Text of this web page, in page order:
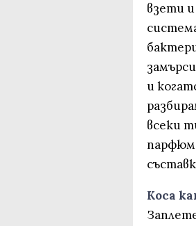
взети
и
всеки
Коса